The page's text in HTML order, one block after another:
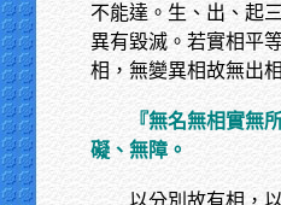
不能達。生、出、起
異有毀滅。若實相平
相，無變異相故無出
『無名無相實無
礙、無障。
以分別故有相，